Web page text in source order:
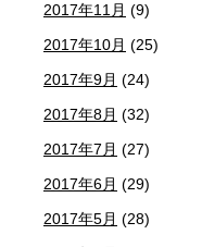
2017年11月 (9)
2017年10月 (25)
2017年9月 (24)
2017年8月 (32)
2017年7月 (27)
2017年6月 (29)
2017年5月 (28)